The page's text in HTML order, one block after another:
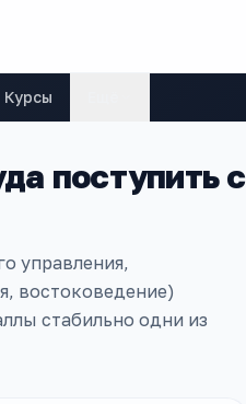
Курсы
поступить с
управления,
востоковедение)
стабильно одни из